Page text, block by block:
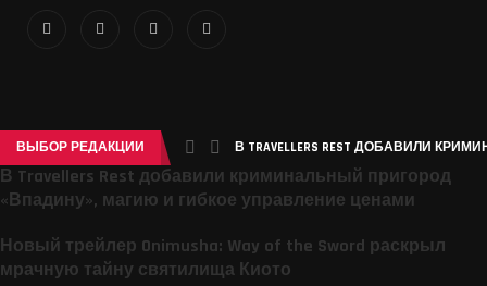
ВЫБОР РЕДАКЦИИ В TRAVELLERS REST ДОБАВИЛИ
В Travellers Rest добавили криминальный пригород
«Впадину», магию и гибкое управление ценами
Новый трейлер Onimusha: Way of the Sword раскрыл
мрачную тайну святилища Киото